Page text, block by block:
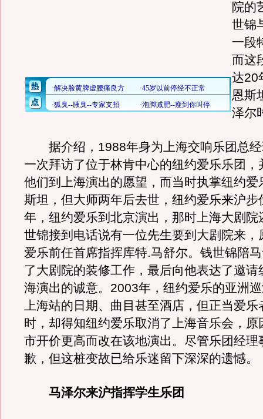
院的
世锦
一段
而这
达
恩斯
泽尔
据介绍，1988年身为上海交响乐团总经
一次拜访了位于林肯中心的纽约爱乐乐团，
他们到上海演出的愿望，而当时执掌纽约爱
斯坦，但大师两年后去世，纽约爱乐来沪
年，纽约爱乐到北京演出，那时上海大剧院
世锦接到电话说有一位先生要到大剧院来，
爱乐前任首席指挥库特.马舒尔。钱世锦陪
了大剧院的装修工作，最后向他表达了邀请
海演出的诚意。2003年，纽约爱乐的亚洲
上海站的日期、曲目甚至酒店，但正当爱乐
时，却得知纽约爱乐取消了上海音乐会，原
市开价更高而改在该地演出。尽管乐团经理
歉，但这桩变故已给乐迷留下深深的遗憾。
马泽尔来沪指挥学生乐团